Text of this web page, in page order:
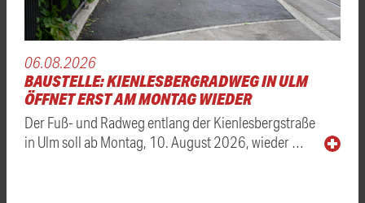
06.08.2026
BAUSTELLE: KIENLESBERGRADWEG IN ULM
ÖFFNET ERST AM MONTAG WIEDER
Der Fuß- und Radweg entlang der Kienlesbergstraße
in Ulm soll ab Montag, 10. August 2026, wieder …